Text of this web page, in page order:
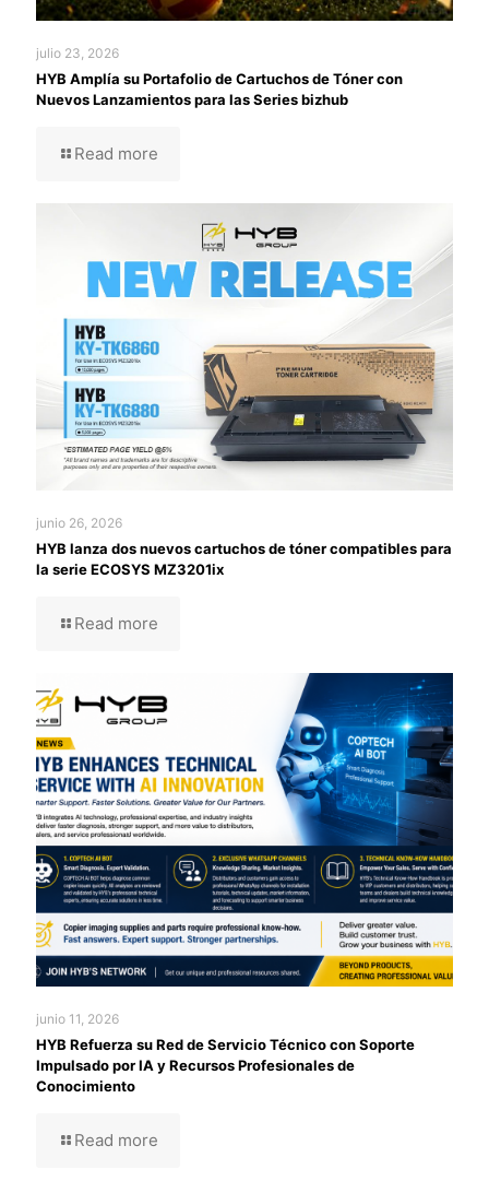
julio 23, 2026
HYB Amplía su Portafolio de Cartuchos de Tóner con
Nuevos Lanzamientos para las Series bizhub
Read more
junio 26, 2026
HYB lanza dos nuevos cartuchos de tóner compatibles para
la serie ECOSYS MZ3201ix
Read more
junio 11, 2026
HYB Refuerza su Red de Servicio Técnico con Soporte
Impulsado por IA y Recursos Profesionales de
Conocimiento
Read more